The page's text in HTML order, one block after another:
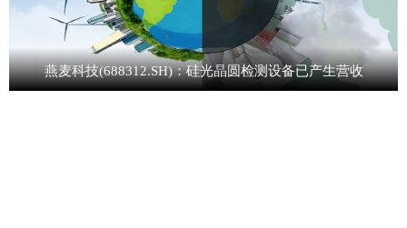
燕麦科技(688312.SH)：硅光晶圆检测设备已产生营收